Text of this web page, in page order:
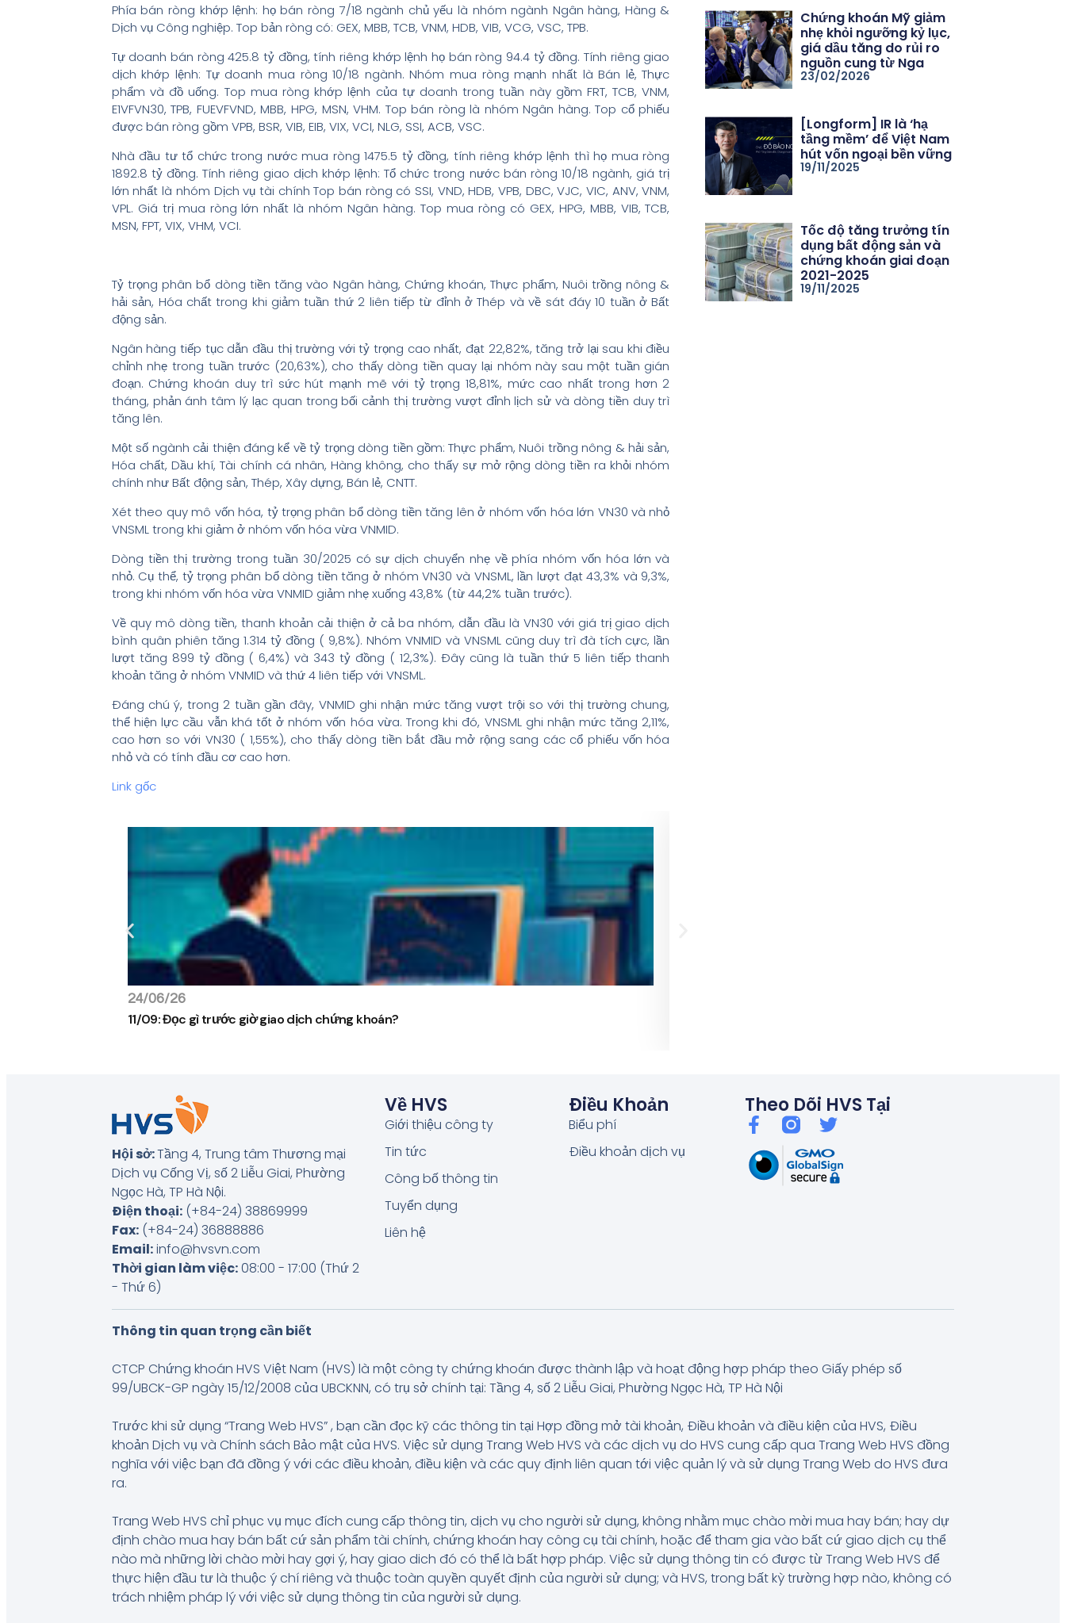
Phía bán ròng khớp lệnh: họ bán ròng 7/18 ngành chủ yếu là nhóm ngành Ngân hàng, Hàng &
Dịch vụ Công nghiệp. Top bản ròng có: GEX, MBB, TCB, VNM, HDB, VIB, VCG, VSC, TPB.
Tự doanh bán ròng 425.8 tỷ đồng, tính riêng khớp lệnh họ bán ròng 94.4 tỷ đồng. Tính riêng giao
dịch khớp lệnh: Tự doanh mua ròng 10/18 ngành. Nhóm mua ròng mạnh nhất là Bán lẻ, Thực
phẩm và đồ uống. Top mua ròng khớp lệnh của tự doanh trong tuần này gồm FRT, TCB, VNM,
E1VFVN30, TPB, FUEVFVND, MBB, HPG, MSN, VHM. Top bán ròng là nhóm Ngân hàng. Top cổ phiếu
được bán ròng gồm VPB, BSR, VIB, EIB, VIX, VCI, NLG, SSI, ACB, VSC.
Nhà đầu tư tổ chức trong nước mua ròng 1475.5 tỷ đồng, tính riêng khớp lệnh thì họ mua ròng
1892.8 tỷ đồng. Tính riêng giao dịch khớp lệnh: Tổ chức trong nước bán ròng 10/18 ngành, giá trị
lớn nhất là nhóm Dịch vụ tài chính Top bán ròng có SSI, VND, HDB, VPB, DBC, VJC, VIC, ANV, VNM,
VPL. Giá trị mua ròng lớn nhất là nhóm Ngân hàng. Top mua ròng có GEX, HPG, MBB, VIB, TCB,
MSN, FPT, VIX, VHM, VCI.
Tỷ trọng phân bổ dòng tiền tăng vào Ngân hàng, Chứng khoán, Thực phẩm, Nuôi trồng nông &
hải sản, Hóa chất trong khi giảm tuần thứ 2 liên tiếp từ đỉnh ở Thép và về sát đáy 10 tuần ở Bất
động sản.
Ngân hàng tiếp tục dẫn đầu thị trường với tỷ trọng cao nhất, đạt 22,82%, tăng trở lại sau khi điều
chỉnh nhẹ trong tuần trước (20,63%), cho thấy dòng tiền quay lại nhóm này sau một tuần gián
đoạn. Chứng khoán duy trì sức hút mạnh mẽ với tỷ trọng 18,81%, mức cao nhất trong hơn 2
tháng, phản ánh tâm lý lạc quan trong bối cảnh thị trường vượt đỉnh lịch sử và dòng tiền duy trì
tăng lên.
Một số ngành cải thiện đáng kể về tỷ trọng dòng tiền gồm: Thực phẩm, Nuôi trồng nông & hải sản,
Hóa chất, Dầu khí, Tài chính cá nhân, Hàng không, cho thấy sự mở rộng dòng tiền ra khỏi nhóm
chính như Bất động sản, Thép, Xây dựng, Bán lẻ, CNTT.
Xét theo quy mô vốn hóa, tỷ trọng phân bổ dòng tiền tăng lên ở nhóm vốn hóa lớn VN30 và nhỏ
VNSML trong khi giảm ở nhóm vốn hóa vừa VNMID.
Dòng tiền thị trường trong tuần 30/2025 có sự dịch chuyển nhẹ về phía nhóm vốn hóa lớn và
nhỏ. Cụ thể, tỷ trọng phân bổ dòng tiền tăng ở nhóm VN30 và VNSML, lần lượt đạt 43,3% và 9,3%,
trong khi nhóm vốn hóa vừa VNMID giảm nhẹ xuống 43,8% (từ 44,2% tuần trước).
Về quy mô dòng tiền, thanh khoản cải thiện ở cả ba nhóm, dẫn đầu là VN30 với giá trị giao dịch
bình quân phiên tăng 1.314 tỷ đồng ( 9,8%). Nhóm VNMID và VNSML cũng duy trì đà tích cực, lần
lượt tăng 899 tỷ đồng ( 6,4%) và 343 tỷ đồng ( 12,3%). Đây cũng là tuần thứ 5 liên tiếp thanh
khoản tăng ở nhóm VNMID và thứ 4 liên tiếp với VNSML.
Đáng chú ý, trong 2 tuần gần đây, VNMID ghi nhận mức tăng vượt trội so với thị trường chung,
thể hiện lực cầu vẫn khá tốt ở nhóm vốn hóa vừa. Trong khi đó, VNSML ghi nhận mức tăng 2,11%,
cao hơn so với VN30 ( 1,55%), cho thấy dòng tiền bắt đầu mở rộng sang các cổ phiếu vốn hóa
nhỏ và có tính đầu cơ cao hơn.
Link gốc
24/06/26
11/09: Đọc gì trước giờ giao dịch chứng khoán?
Chứng khoán Mỹ giảm
nhẹ khỏi ngưỡng kỷ lục,
giá dầu tăng do rủi ro
nguồn cung từ Nga
23/02/2026
[Longform] IR là ‘hạ
tầng mềm’ để Việt Nam
hút vốn ngoại bền vững
19/11/2025
Tốc độ tăng trưởng tín
dụng bất động sản và
chứng khoán giai đoạn
2021-2025
19/11/2025
Hội sở:Tầng 4, Trung tâm Thương mại
Dịch vụ Cống Vị, số 2 Liễu Giai, Phường
Ngọc Hà, TP Hà Nội.
Điện thoại:(+84-24) 38869999
Fax:(+84-24) 36888886
Email:info@hvsvn.com
Thời gian làm việc:08:00 - 17:00 (Thứ 2
- Thứ 6)
Về HVS
Giới thiệu công ty
Tin tức
Công bố thông tin
Tuyển dụng
Liên hệ
Điều Khoản
Biểu phí
Điều khoản dịch vụ
Theo Dõi HVS Tại
Thông tin quan trọng cần biết
CTCP Chứng khoán HVS Việt Nam (HVS) là một công ty chứng khoán được thành lập và hoạt động hợp pháp theo Giấy phép số
99/UBCK-GP ngày 15/12/2008 của UBCKNN, có trụ sở chính tại: Tầng 4, số 2 Liễu Giai, Phường Ngọc Hà, TP Hà Nội
Trước khi sử dụng “Trang Web HVS” , bạn cần đọc kỹ các thông tin tại Hợp đồng mở tài khoản, Điều khoản và điều kiện của HVS, Điều
khoản Dịch vụ và Chính sách Bảo mật của HVS. Việc sử dụng Trang Web HVS và các dịch vụ do HVS cung cấp qua Trang Web HVS đồng
nghĩa với việc bạn đã đồng ý với các điều khoản, điều kiện và các quy định liên quan tới việc quản lý và sử dụng Trang Web do HVS đưa
ra.
Trang Web HVS chỉ phục vụ mục đích cung cấp thông tin, dịch vụ cho người sử dụng, không nhằm mục chào mời mua hay bán; hay dự
định chào mua hay bán bất cứ sản phẩm tài chính, chứng khoán hay công cụ tài chính, hoặc để tham gia vào bất cứ giao dịch cụ thể
nào mà những lời chào mời hay gợi ý, hay giao dich đó có thể là bất hợp pháp. Việc sử dụng thông tin có được từ Trang Web HVS để
thực hiện đầu tư là thuộc ý chí riêng và thuộc toàn quyền quyết định của người sử dụng; và HVS, trong bất kỳ trường hợp nào, không có
trách nhiệm pháp lý với việc sử dụng thông tin của người sử dụng.